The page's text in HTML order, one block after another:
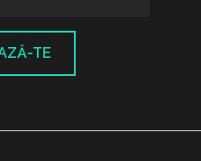
TE